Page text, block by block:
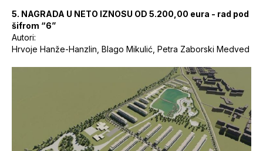
5. NAGRADA U NETO IZNOSU OD 5.200,00 eura - rad pod
šifrom “6”
Autori:
Hrvoje Hanže-Hanzlin, Blago Mikulić, Petra Zaborski Medved